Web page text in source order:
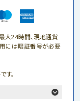
大24時間、 現地通貨
には暗証番号が必要
す。